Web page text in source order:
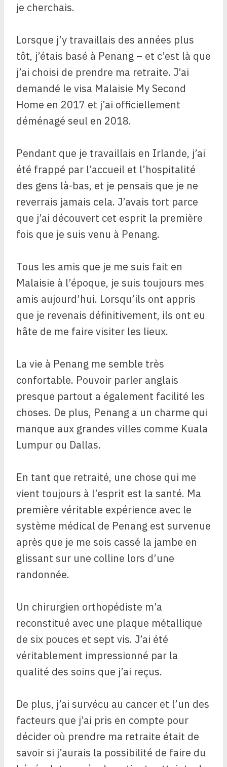
je cherchais.
Lorsque j’y travaillais des années plus
tôt, j’étais basé à Penang – et c’est là que
j’ai choisi de prendre ma retraite. J’ai
demandé le visa Malaisie My Second
Home en 2017 et j’ai officiellement
déménagé seul en 2018.
Pendant que je travaillais en Irlande, j’ai
été frappé par l’accueil et l’hospitalité
des gens là-bas, et je pensais que je ne
reverrais jamais cela. J’avais tort parce
que j’ai découvert cet esprit la première
fois que je suis venu à Penang.
Tous les amis que je me suis fait en
Malaisie à l’époque, je suis toujours mes
amis aujourd’hui. Lorsqu’ils ont appris
que je revenais définitivement, ils ont eu
hâte de me faire visiter les lieux.
La vie à Penang me semble très
confortable. Pouvoir parler anglais
presque partout a également facilité les
choses. De plus, Penang a un charme qui
manque aux grandes villes comme Kuala
Lumpur ou Dallas.
En tant que retraité, une chose qui me
vient toujours à l’esprit est la santé. Ma
première véritable expérience avec le
système médical de Penang est survenue
après que je me sois cassé la jambe en
glissant sur une colline lors d’une
randonnée.
Un chirurgien orthopédiste m’a
reconstitué avec une plaque métallique
de six pouces et sept vis. J’ai été
véritablement impressionné par la
qualité des soins que j’ai reçus.
De plus, j’ai survécu au cancer et l’un des
facteurs que j’ai pris en compte pour
décider où prendre ma retraite était de
savoir si j’aurais la possibilité de faire du